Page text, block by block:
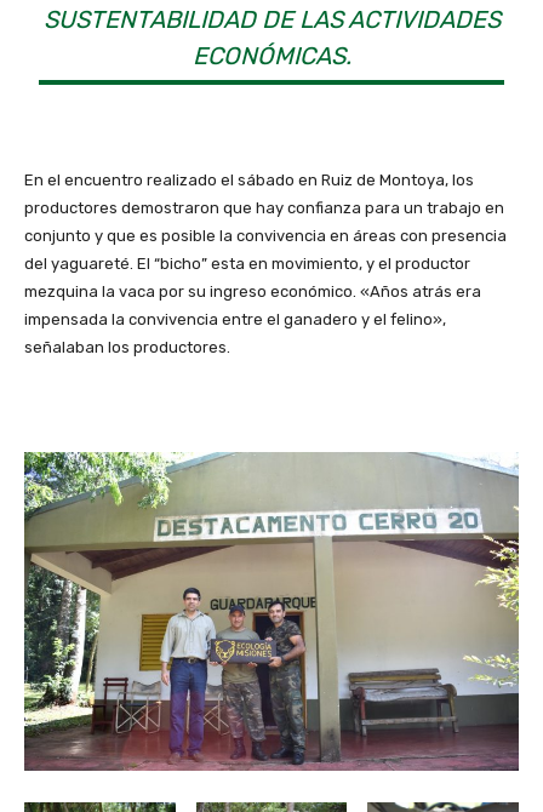
SUSTENTABILIDAD DE LAS ACTIVIDADES
ECONÓMICAS.
En el encuentro realizado el sábado en Ruiz de Montoya, los
productores demostraron que hay confianza para un trabajo en
conjunto y que es posible la convivencia en áreas con presencia
del yaguareté. El “bicho” esta en movimiento, y el productor
mezquina la vaca por su ingreso económico. «Años atrás era
impensada la convivencia entre el ganadero y el felino»,
señalaban los productores.